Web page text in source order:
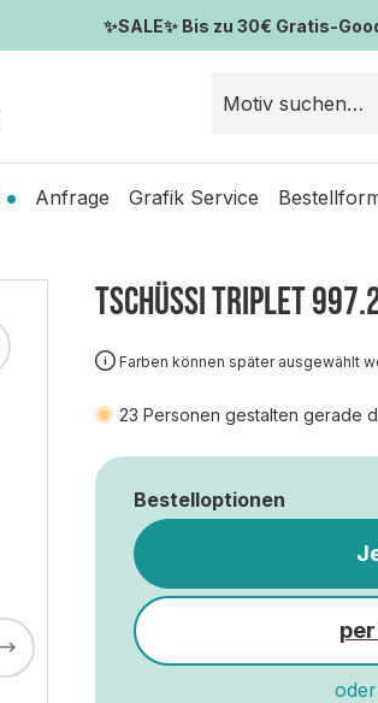
✨SALE✨ Bis zu 30€ Gratis-
Anfrage Grafik Service
TSCHÜSSI TRIPLET
Farben können später ausgewählt
23 Personen gestalten gerade
Bestelloptionen